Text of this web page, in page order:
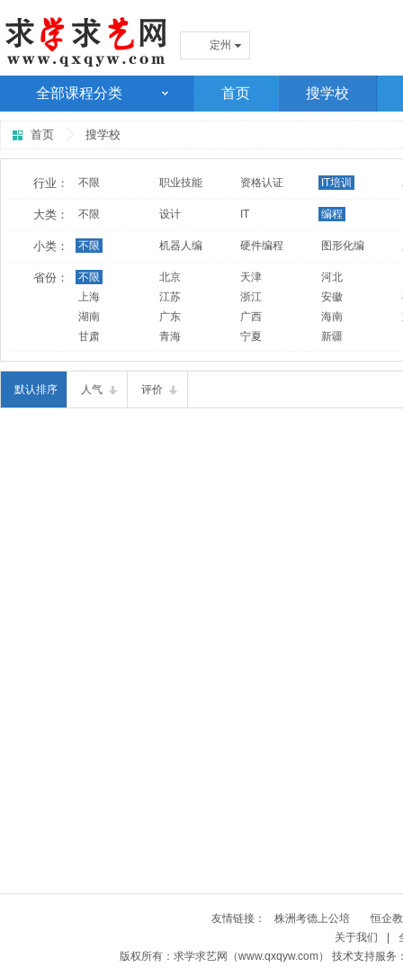
定州
全部课程分类 首页 搜学校
首页 搜学校
行业： 不限 职业技能 资格认证 IT培训
大类： 不限 设计 IT 编程
小类： 不限 机器人编 硬件编程 图形化编
省份： 不限 北京 天津 河北
上海
江苏 浙江 安徽
湖南
广东 广西 海南
甘肃
青海 宁夏 新疆
默认排序 人气 评价
友情链接： 株洲考德上公培
恒企
关于我们
版权所有：求学求艺网（www.qxqyw.com） 技术支持服